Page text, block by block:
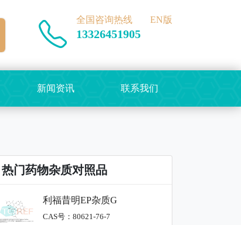
全国咨询热线
13326451905
EN版
新闻资讯 联系我们
热门药物杂质对照品
利福昔明EP杂质G
CAS号：80621-76-7